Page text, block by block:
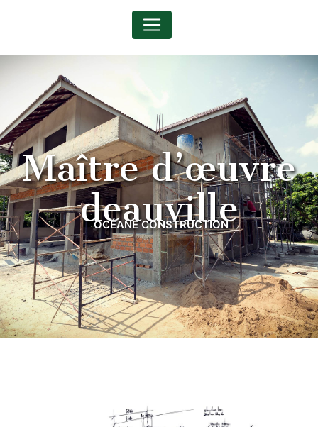
maître d’œuvre
deauville
OCÉANE CONSTRUCTION
Panneau de gestion des cookies